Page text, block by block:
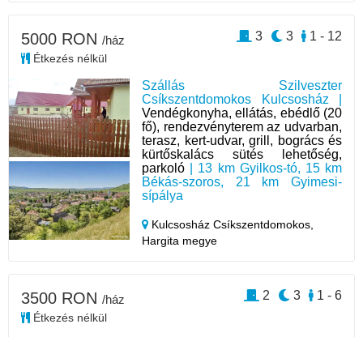
Szállás Szilveszter
Csíkszentdomokos Kulcsosház |
Vendégkonyha, ellátás, ebédlő (20
fő), rendezvényterem az udvarban,
terasz, kert-udvar, grill, bogrács és
kürtőskalács sütés lehetőség,
parkoló | 13 km Gyilkos-tó, 15 km
Békás-szoros, 21 km Gyimesi-
sípálya
Kulcsosház Csíkszentdomokos,
Hargita megye
5000 RON /ház
Étkezés nélkül
1 - 12
3
3
3500 RON /ház
Étkezés nélkül
1 - 6
3
2